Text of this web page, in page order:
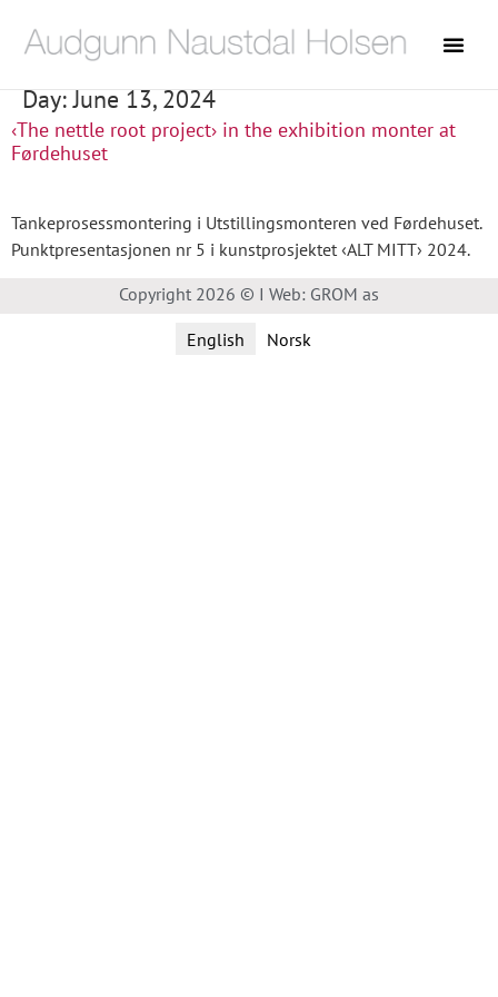
Day:June 13, 2024
‹The nettle root project› in the exhibition monter at
Førdehuset
Tankeprosessmontering i Utstillingsmonteren ved Førdehuset.
Punktpresentasjonen nr 5 i kunstprosjektet ‹ALT MITT› 2024.
Copyright 2026 © I Web: GROM as
English Norsk